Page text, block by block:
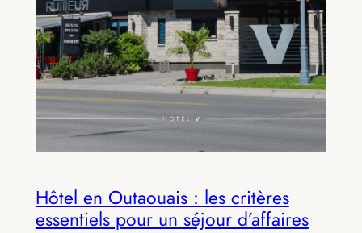
Hôtel en Outaouais : les critères
essentiels pour un séjour d’affaires